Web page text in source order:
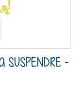
SUSPENDRE -